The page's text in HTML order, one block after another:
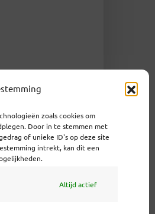
zoals cookies om
Door in te stemmen met
of unieke ID's op deze site
intrekt, kan dit een
Altijd actief